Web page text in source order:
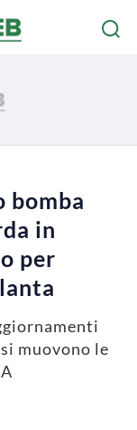
bomba
in
per
muovono le